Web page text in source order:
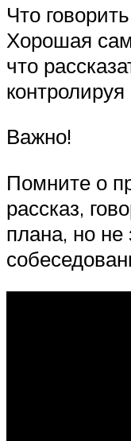
Что
Хорошая
что
Важно!
Помните о
рассказ,
плана, но не